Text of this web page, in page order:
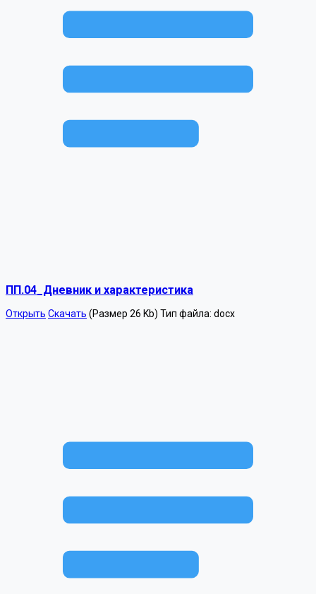
ПП.04_Дневник и характеристика
Открыть Скачать (Размер 26 Kb) Тип файла: docx